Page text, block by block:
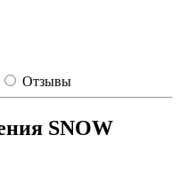
Отзывы
SNOW